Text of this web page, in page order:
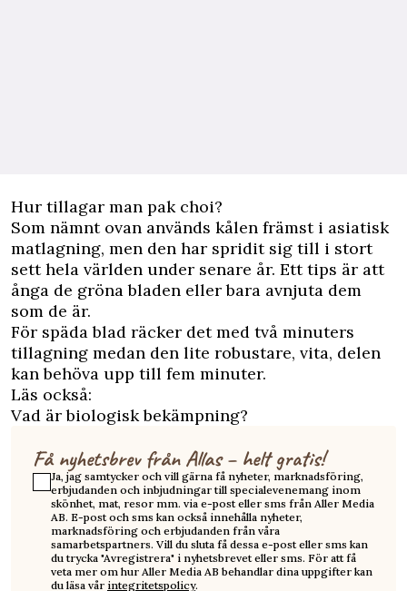
Hur tillagar man pak choi?
Som nämnt ovan används kålen främst i asiatisk
matlagning, men den har spridit sig till i stort
sett hela världen under senare år. Ett tips är att
ånga de gröna bladen eller bara avnjuta dem
som de är.
För späda blad räcker det med två minuters
tillagning medan den lite robustare, vita, delen
kan behöva upp till fem minuter.
Läs också:
Vad är biologisk bekämpning?
Få nyhetsbrev från Allas – helt gratis!
Ja, jag samtycker och vill gärna få nyheter, marknadsföring,
erbjudanden och inbjudningar till specialevenemang inom
skönhet, mat, resor mm. via e-post eller sms från Aller Media
AB. E-post och sms kan också innehålla nyheter,
marknadsföring och erbjudanden från våra
samarbetspartners. Vill du sluta få dessa e-post eller sms kan
du trycka "Avregistrera" i nyhetsbrevet eller sms. För att få
veta mer om hur Aller Media AB behandlar dina uppgifter kan
du läsa vår integritetspolicy.